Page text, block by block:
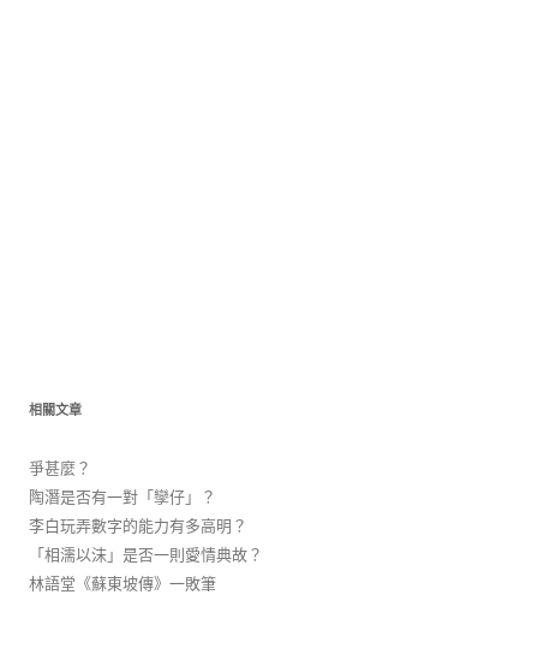
相關文章
爭甚麼？
陶潛是否有一對「孿仔」？
李白玩弄數字的能力有多高明？
「相濡以沫」是否一則愛情典故？
林語堂《蘇東坡傳》一敗筆